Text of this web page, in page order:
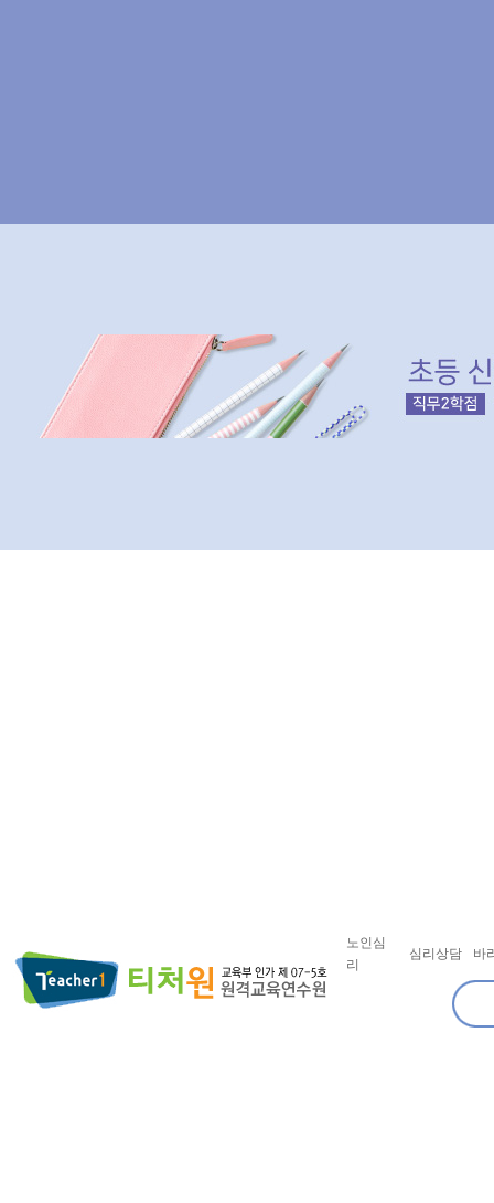
노인심
리
심리상담 바